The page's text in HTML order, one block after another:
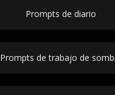
Prompts de diario
Prompts de trabajo de